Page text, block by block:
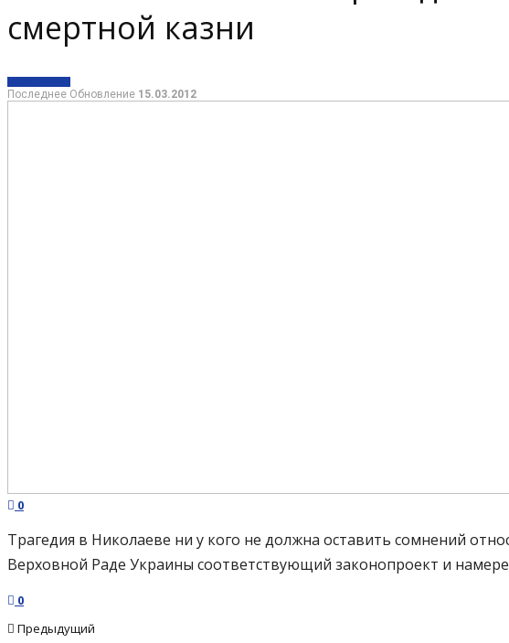
смертной казни
Последнее Обновление 15.03.2012
0
Трагедия в Николаеве ни у кого не должна оставить сомнений
Верховной Раде Украины соответствующий законопроект и
0
Предыдущий